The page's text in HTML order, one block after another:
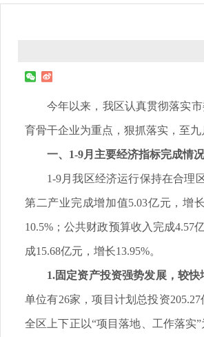
今年以来，我区认真贯彻落实
育骨干企业为重点，狠抓落实，至
一、1-9月主要经济指标完成情况
1-9月我区经济运行保持在合理
第二产业完成增加值5.03亿元，增
10.5%；公共财政预算收入完成4.57
成15.68亿元，增长13.95%。
1.固定资产投资强势发展，较快
单位有26家，项目计划总投资
全区上下正以“项目落地、工作落实